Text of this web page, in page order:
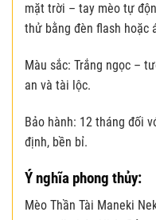
mặt trời – tay mèo tự
thử bằng đèn flash hoặc
Màu sắc: Trắng ngọc –
an và tài lộc.
Bảo hành: 12 tháng đối
định, bền bỉ.
Ý nghĩa phong thủy:
Mèo Thần Tài Maneki